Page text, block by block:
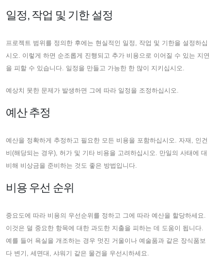
일정, 작업 및 기한 설정
프로젝트 범위를 정의한 후에는 현실적인 일정, 작업 및 기한을 설정하십
시오. 이렇게 하면 순조롭게 진행되고 추가 비용으로 이어질 수 있는 지연
을 피할 수 있습니다. 일정을 만들고 가능한 한 많이 지키십시오.
예상치 못한 문제가 발생하면 그에 따라 일정을 조정하십시오.
예산 추정
예산을 정확하게 추정하고 필요한 모든 비용을 포함하십시오. 자재, 인건
비(해당되는 경우), 허가 및 기타 비용을 고려하십시오. 만일의 사태에 대
비해 비상금을 준비하는 것도 좋은 방법입니다.
비용 우선 순위
중요도에 따라 비용의 우선순위를 정하고 그에 따라 예산을 할당하세요.
이것은 덜 중요한 항목에 대한 과도한 지출을 피하는 데 도움이 됩니다.
예를 들어 욕실을 개조하는 경우 멋진 거울이나 예술품과 같은 장식품보
다 변기, 세면대, 샤워기 같은 물건을 우선시하세요.